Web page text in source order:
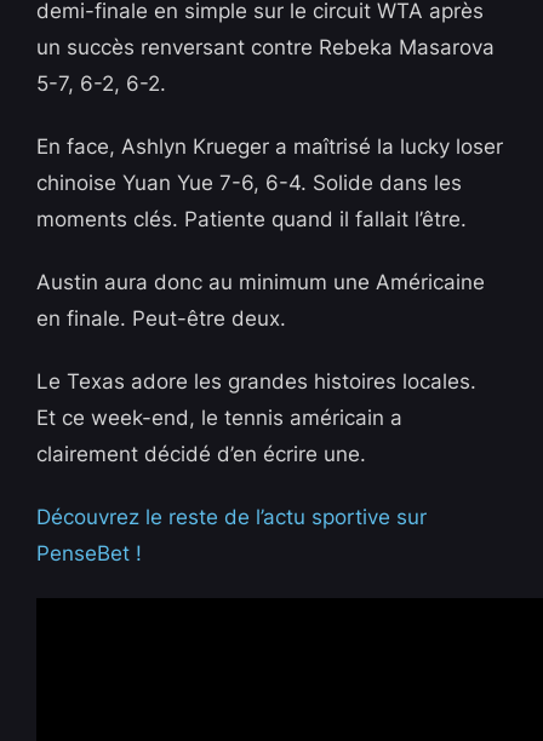
demi-finale en simple sur le circuit WTA après
un succès renversant contre Rebeka Masarova
5-7, 6-2, 6-2.
En face, Ashlyn Krueger a maîtrisé la lucky loser
chinoise Yuan Yue 7-6, 6-4. Solide dans les
moments clés. Patiente quand il fallait l’être.
Austin aura donc au minimum une Américaine
en finale. Peut-être deux.
Le Texas adore les grandes histoires locales.
Et ce week-end, le tennis américain a
clairement décidé d’en écrire une.
Découvrez le reste de l’actu sportive sur
PenseBet !